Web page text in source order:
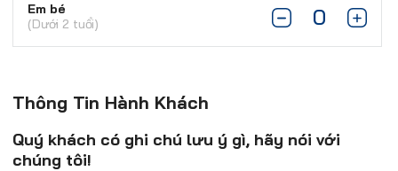
Em bé
(Dưới 2 tuổi)
Thông Tin Hành Khách
Quý khách có ghi chú lưu ý gì, hãy nói với
chúng tôi!